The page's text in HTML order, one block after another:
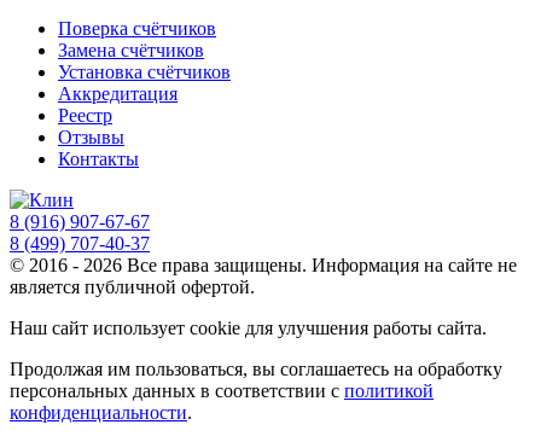
Поверка счётчиков
Замена счётчиков
Установка счётчиков
Аккредитация
Реестр
Отзывы
Контакты
8 (916) 907-67-67
8 (499) 707-40-37
© 2016 - 2026 Все права защищены. Информация на сайте не
является публичной офертой.
Наш сайт использует cookie для улучшения работы сайта.
Продолжая им пользоваться, вы соглашаетесь на обработку
персональных данных в соответствии с политикой
конфиденциальности.